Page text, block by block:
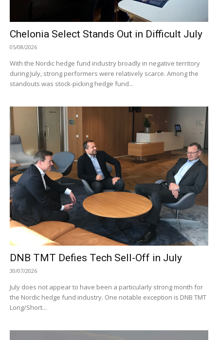
Chelonia Select Stands Out in Difficult July
05/08/2026
With the Nordic hedge fund industry broadly in negative territory
during July, strong performers were relatively scarce. Among the
standouts was stock-picking hedge fund...
DNB TMT Defies Tech Sell-Off in July
30/07/2026
July does not appear to have been a particularly strong month for
the Nordic hedge fund industry. One notable exception is DNB TMT
Long/Short...